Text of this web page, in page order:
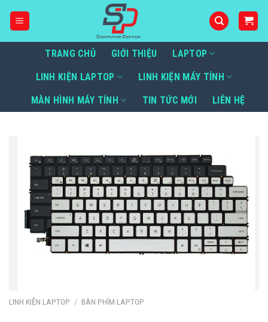
TRANG CHỦ GIỚI THIỆU LAPTOP
LINH KIỆN LAPTOP LINH KIỆN MÁY TÍNH
MÀN HÌNH MÁY TÍNH TIN TỨC MỚI LIÊN HỆ
LINH KIỆN LAPTOP / BÀN PHÍM LAPTOP